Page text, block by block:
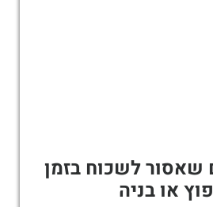
שאסור לשכוח בזמן
או בניה